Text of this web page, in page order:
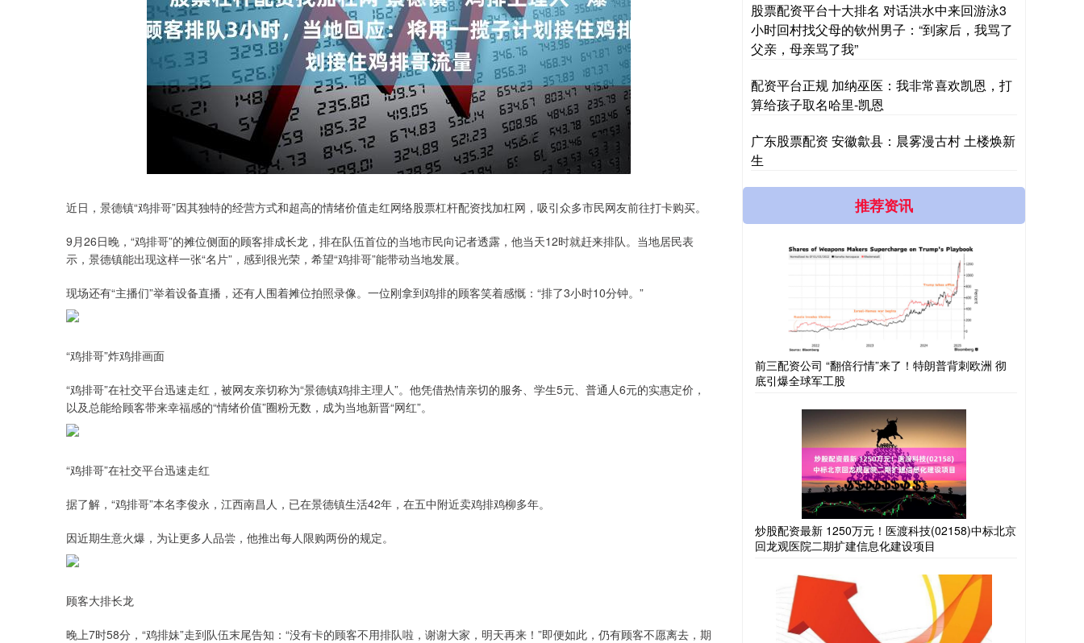
近日，景德镇“鸡排哥”因其独特的经营方式和超高的情绪价值走红网络股票杠杆配资找加杠网，吸引众多市民网友前往打卡购买。
9月26日晚，“鸡排哥”的摊位侧面的顾客排成长龙，排在队伍首位的当地市民向记者透露，他当天12时就赶来排队。当地居民表
示，景德镇能出现这样一张“名片”，感到很光荣，希望“鸡排哥”能带动当地发展。
现场还有“主播们”举着设备直播，还有人围着摊位拍照录像。一位刚拿到鸡排的顾客笑着感慨：“排了3小时10分钟。”
“鸡排哥”炸鸡排画面
“鸡排哥”在社交平台迅速走红，被网友亲切称为“景德镇鸡排主理人”。他凭借热情亲切的服务、学生5元、普通人6元的实惠定价，
以及总能给顾客带来幸福感的“情绪价值”圈粉无数，成为当地新晋“网红”。
“鸡排哥”在社交平台迅速走红
据了解，“鸡排哥”本名李俊永，江西南昌人，已在景德镇生活42年，在五中附近卖鸡排鸡柳多年。
因近期生意火爆，为让更多人品尝，他推出每人限购两份的规定。
顾客大排长龙
晚上7时58分，“鸡排妹”走到队伍末尾告知：“没有卡的顾客不用排队啦，谢谢大家，明天再来！”即便如此，仍有顾客不愿离去，期
股票配资平台十大排名 对话洪水中来回游泳3
小时回村找父母的钦州男子：“到家后，我骂了
父亲，母亲骂了我”
配资平台正规 加纳巫医：我非常喜欢凯恩，打
算给孩子取名哈里-凯恩
广东股票配资 安徽歙县：晨雾漫古村 土楼焕新
生
推荐资讯
前三配资公司 “翻倍行情”来了！特朗普背刺欧洲 彻
底引爆全球军工股
炒股配资最新 1250万元！医渡科技(02158)中标北京
回龙观医院二期扩建信息化建设项目